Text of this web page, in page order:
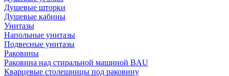
Душевые шторки
Душевые кабины
Унитазы
Напольные унитазы
Подвесные унитазы
Раковины
Раковина над стиральной машиной BAU
Кварцевые столешницы под раковину